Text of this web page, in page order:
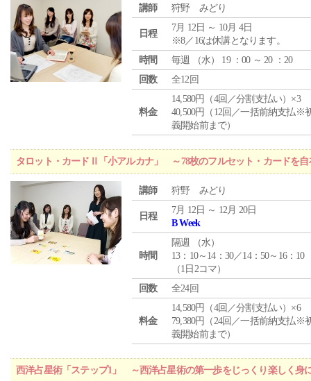
講師 狩野 みどり
日程
7月 12日 ～ 10月 4日
※8／16は休講となります。
時間
毎週 （水） 19 ：00 ～ 20 ：20
回数
全12回
料金
14,580円（4回／分割支払い）×3
40,500円（12回／一括前納支払※
義開始前まで）
タロット・カードⅡ「小アルカナ」 ～78枚のフルセット・カードを自
講師 狩野 みどり
日程
7月 12日 ～ 12月 20日
B Week
時間
隔週 （水）
13：10～14：30／14：50～16：10
（1日2コマ）
回数
全24回
料金
14,580円（4回／分割支払い）×6
79,380円（24回／一括前納支払※
義開始前まで）
西洋占星術「ステップ1」 ～西洋占星術の第一歩をじっくり楽しく身